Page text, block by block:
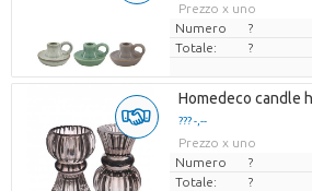
Prezzo x uno
Numero
?
Totale:
?
Homedeco candle
??? -,--
Prezzo x uno
Numero
?
Totale:
?